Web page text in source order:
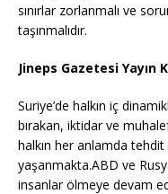
sınırlar zorlanmalı ve
taşınmalıdır.
Jineps Gazetesi Yayın
Suriye’de halkın iç
bırakan, iktidar ve
halkın her anlamda
yaşanmakta.ABD ve
insanlar ölmeye devam